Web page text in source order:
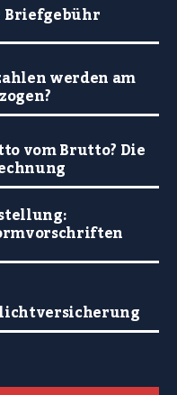
werden am
vom Brutto? Die